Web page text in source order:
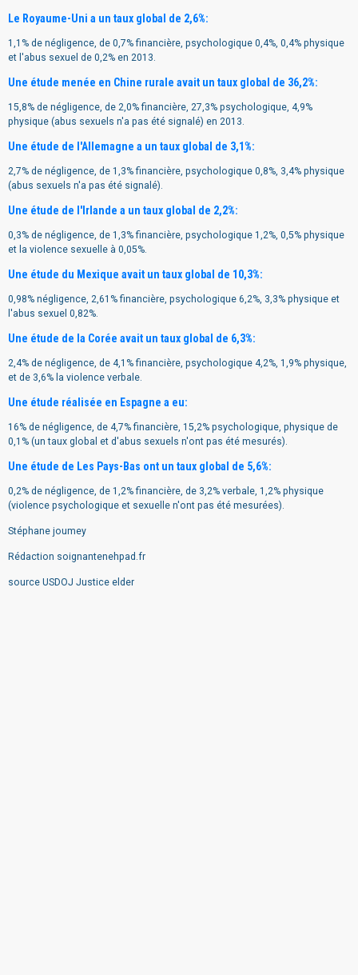
Le Royaume-Uni a un taux global de 2,6%:
1,1% de négligence, de 0,7% financière, psychologique 0,4%, 0,4% physique
et l'abus sexuel de 0,2% en 2013.
Une étude menée en Chine rurale avait un taux global de 36,2%:
15,8% de négligence, de 2,0% financière, 27,3% psychologique, 4,9%
physique (abus sexuels n'a pas été signalé) en 2013.
Une étude de l'Allemagne a un taux global de 3,1%:
2,7% de négligence, de 1,3% financière, psychologique 0,8%, 3,4% physique
(abus sexuels n'a pas été signalé).
Une étude de l'Irlande a un taux global de 2,2%:
0,3% de négligence, de 1,3% financière, psychologique 1,2%, 0,5% physique
et la violence sexuelle à 0,05%.
Une étude du Mexique avait un taux global de 10,3%:
0,98% négligence, 2,61% financière, psychologique 6,2%, 3,3% physique et
l'abus sexuel 0,82%.
Une étude de la Corée avait un taux global de 6,3%:
2,4% de négligence, de 4,1% financière, psychologique 4,2%, 1,9% physique,
et de 3,6% la violence verbale.
Une étude réalisée en Espagne a eu:
16% de négligence, de 4,7% financière, 15,2% psychologique, physique de
0,1% (un taux global et d'abus sexuels n'ont pas été mesurés).
Une étude de Les Pays-Bas ont un taux global de 5,6%:
0,2% de négligence, de 1,2% financière, de 3,2% verbale, 1,2% physique
(violence psychologique et sexuelle n'ont pas été mesurées).
Stéphane joumey
Rédaction soignantenehpad.fr
source USDOJ Justice elder